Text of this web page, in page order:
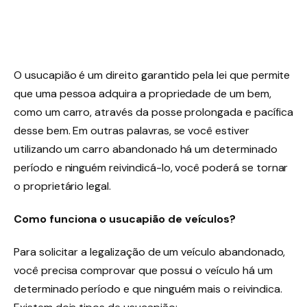
O usucapião é um direito garantido pela lei que permite
que uma pessoa adquira a propriedade de um bem,
como um carro, através da posse prolongada e pacífica
desse bem. Em outras palavras, se você estiver
utilizando um carro abandonado há um determinado
período e ninguém reivindicá-lo, você poderá se tornar
o proprietário legal.
Como funciona o usucapião de veículos?
Para solicitar a legalização de um veículo abandonado,
você precisa comprovar que possui o veículo há um
determinado período e que ninguém mais o reivindica.